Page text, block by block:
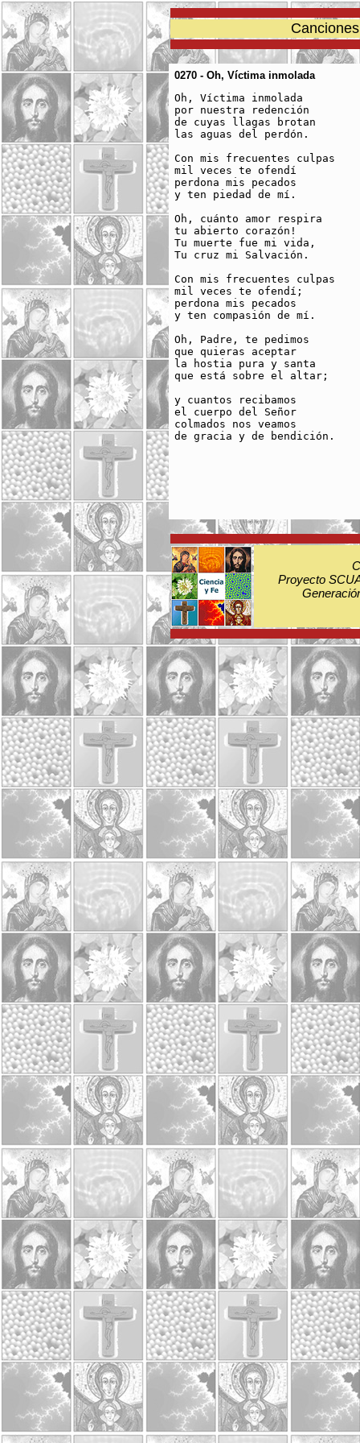
0270 - Oh, Víctima inmolada
Oh, Víctima inmolada
por nuestra redención
de cuyas llagas brotan
las aguas del perdón.
Con mis frecuentes culpas
mil veces te ofendí
perdona mis pecados
y ten piedad de mí.
­Oh, cuánto amor respira
tu abierto corazón!
Tu muerte fue mi vida,
Tu cruz mi Salvación.
Con mis frecuentes culpas
mil veces te ofendí;
perdona mis pecados
y ten compasión de mí.
Oh, Padre, te pedimos
que quieras aceptar
la hostia pura y santa
que está sobre el altar;
y cuantos recibamos
el cuerpo del Señor
colmados nos veamos
de gracia y de bendición.
Proyecto